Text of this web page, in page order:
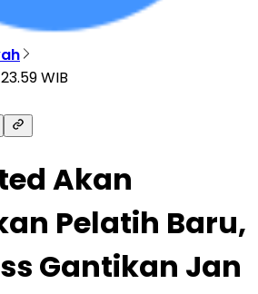
WIB
Akan
Pelatih Baru,
Gantikan Jan